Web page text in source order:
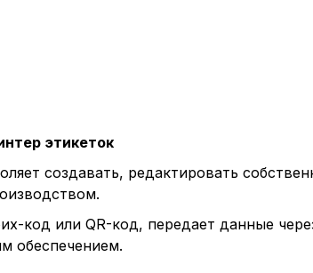
этикеток
создавать, редактировать
код или QR-код, передает данные
обеспечением.